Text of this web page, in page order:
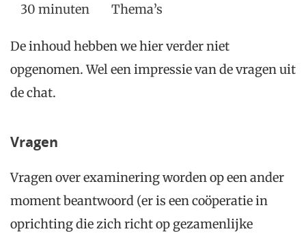
30 minuten
Thema’s
De inhoud hebben we hier verder niet
opgenomen. Wel een impressie van de vragen uit
de chat.
Vragen
Vragen over examinering worden op een ander
moment beantwoord (er is een coöperatie in
oprichting die zich richt op gezamenlijke